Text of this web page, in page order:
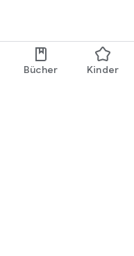
Bücher Kinder